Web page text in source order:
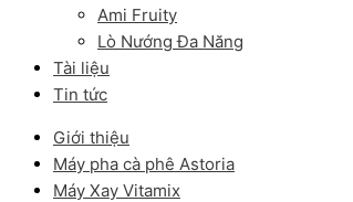
Ami Fruity
Lò Nướng Đa Năng
Tài liệu
Tin tức
Giới thiệu
Máy pha cà phê Astoria
Máy Xay Vitamix